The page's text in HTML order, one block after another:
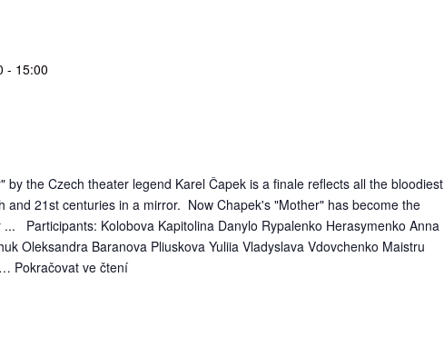
- 15:00
by the Czech theater legend Karel Čapek is a finale reflects all the bloodiest
and 21st centuries in a mirror. Now Chapek's "Mother" has become the
... Participants: Kolobova Kapitolina Danylo Rypalenko Herasymenko Anna
Oleksandra Baranova Pliuskova Yuliia Vladyslava Vdovchenko Maistru
Pokračovat ve čteníMother